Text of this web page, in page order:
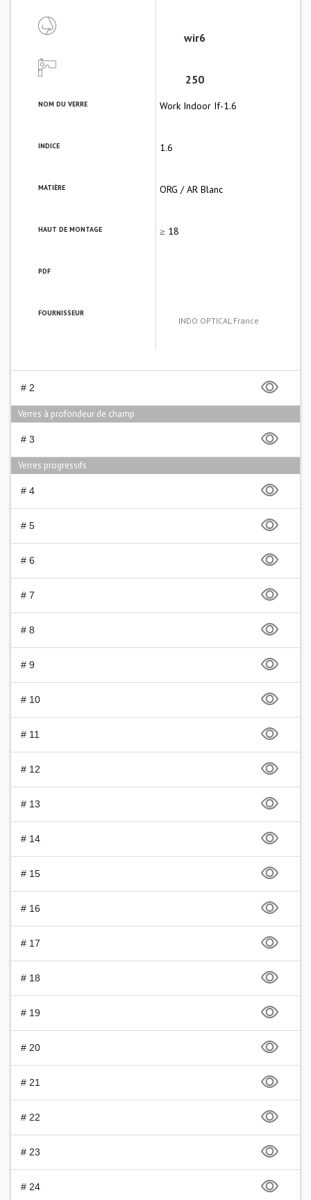
wir6
250
NOM DU VERRE Work Indoor If-1.6
INDICE 1.6
MATIÈRE ORG / AR Blanc
HAUT DE MONTAGE ≥ 18
PDF
FOURNISSEUR
INDO OPTICAL France
# 2
Verres à profondeur de champ
# 3
Verres progressifs
# 4
# 5
# 6
# 7
# 8
# 9
# 10
# 11
# 12
# 13
# 14
# 15
# 16
# 17
# 18
# 19
# 20
# 21
# 22
# 23
# 24